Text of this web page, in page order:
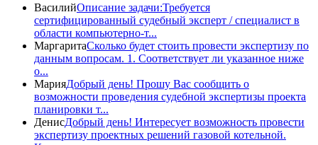
ВасилийОписание задачи:Требуется
сертифицированный судебный эксперт / специалист в
области компьютерно-т...
МаргаритаСколько будет стоить провести экспертизу по
данным вопросам. 1. Соответствует ли указанное ниже
о...
МарияДобрый день! Прошу Вас сообщить о
возможности проведения судебной экспертизы проекта
планировки т...
ДенисДобрый день! Интересует возможность провести
экспертизу проектных решений газовой котельной.